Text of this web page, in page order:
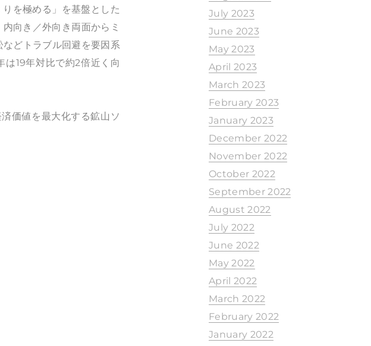
を極める」を基盤とした
向き／外向き両面からミ
どトラブル回避を要因系
19年対比で約2倍近く向
価値を最大化する鉱山ソ
July 2023
June 2023
May 2023
April 2023
March 2023
February 2023
January 2023
December 2022
November 2022
October 2022
September 2022
August 2022
July 2022
June 2022
May 2022
April 2022
March 2022
February 2022
January 2022